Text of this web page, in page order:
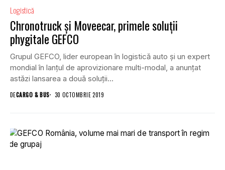
Logistică
Chronotruck și Moveecar, primele soluții
phygitale GEFCO
Grupul GEFCO, lider european în logistică auto și un expert
mondial în lanțul de aprovizionare multi-modal, a anunțat
astăzi lansarea a două soluții...
DECARGO & BUS 30 OCTOMBRIE 2019